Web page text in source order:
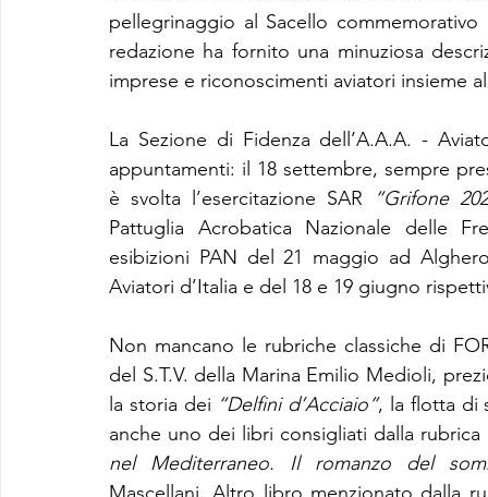
pellegrinaggio al Sacello
redazione ha fornito una minuziosa
imprese e riconoscimenti aviatori insieme
La Sezione di Fidenza dell’A.A.A. -
appuntamenti: il 18 settembre, sempre
è svolta l’esercitazione SAR
“Grifone
Pattuglia Acrobatica Nazionale delle
esibizioni PAN del 21 maggio ad
Aviatori d’Italia e del 18 e 19 giugno
Non mancano le rubriche classiche di
del S.T.V. della Marina Emilio Medioli,
la storia dei “Delfini d’Acciaio”, la flotta di
anche uno dei libri consigliati dalla rubrica
nel Mediterraneo. Il romanzo del